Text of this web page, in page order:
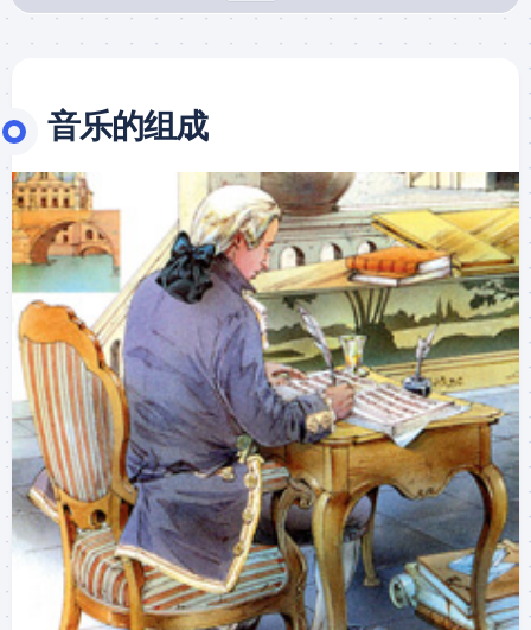
音乐的组成